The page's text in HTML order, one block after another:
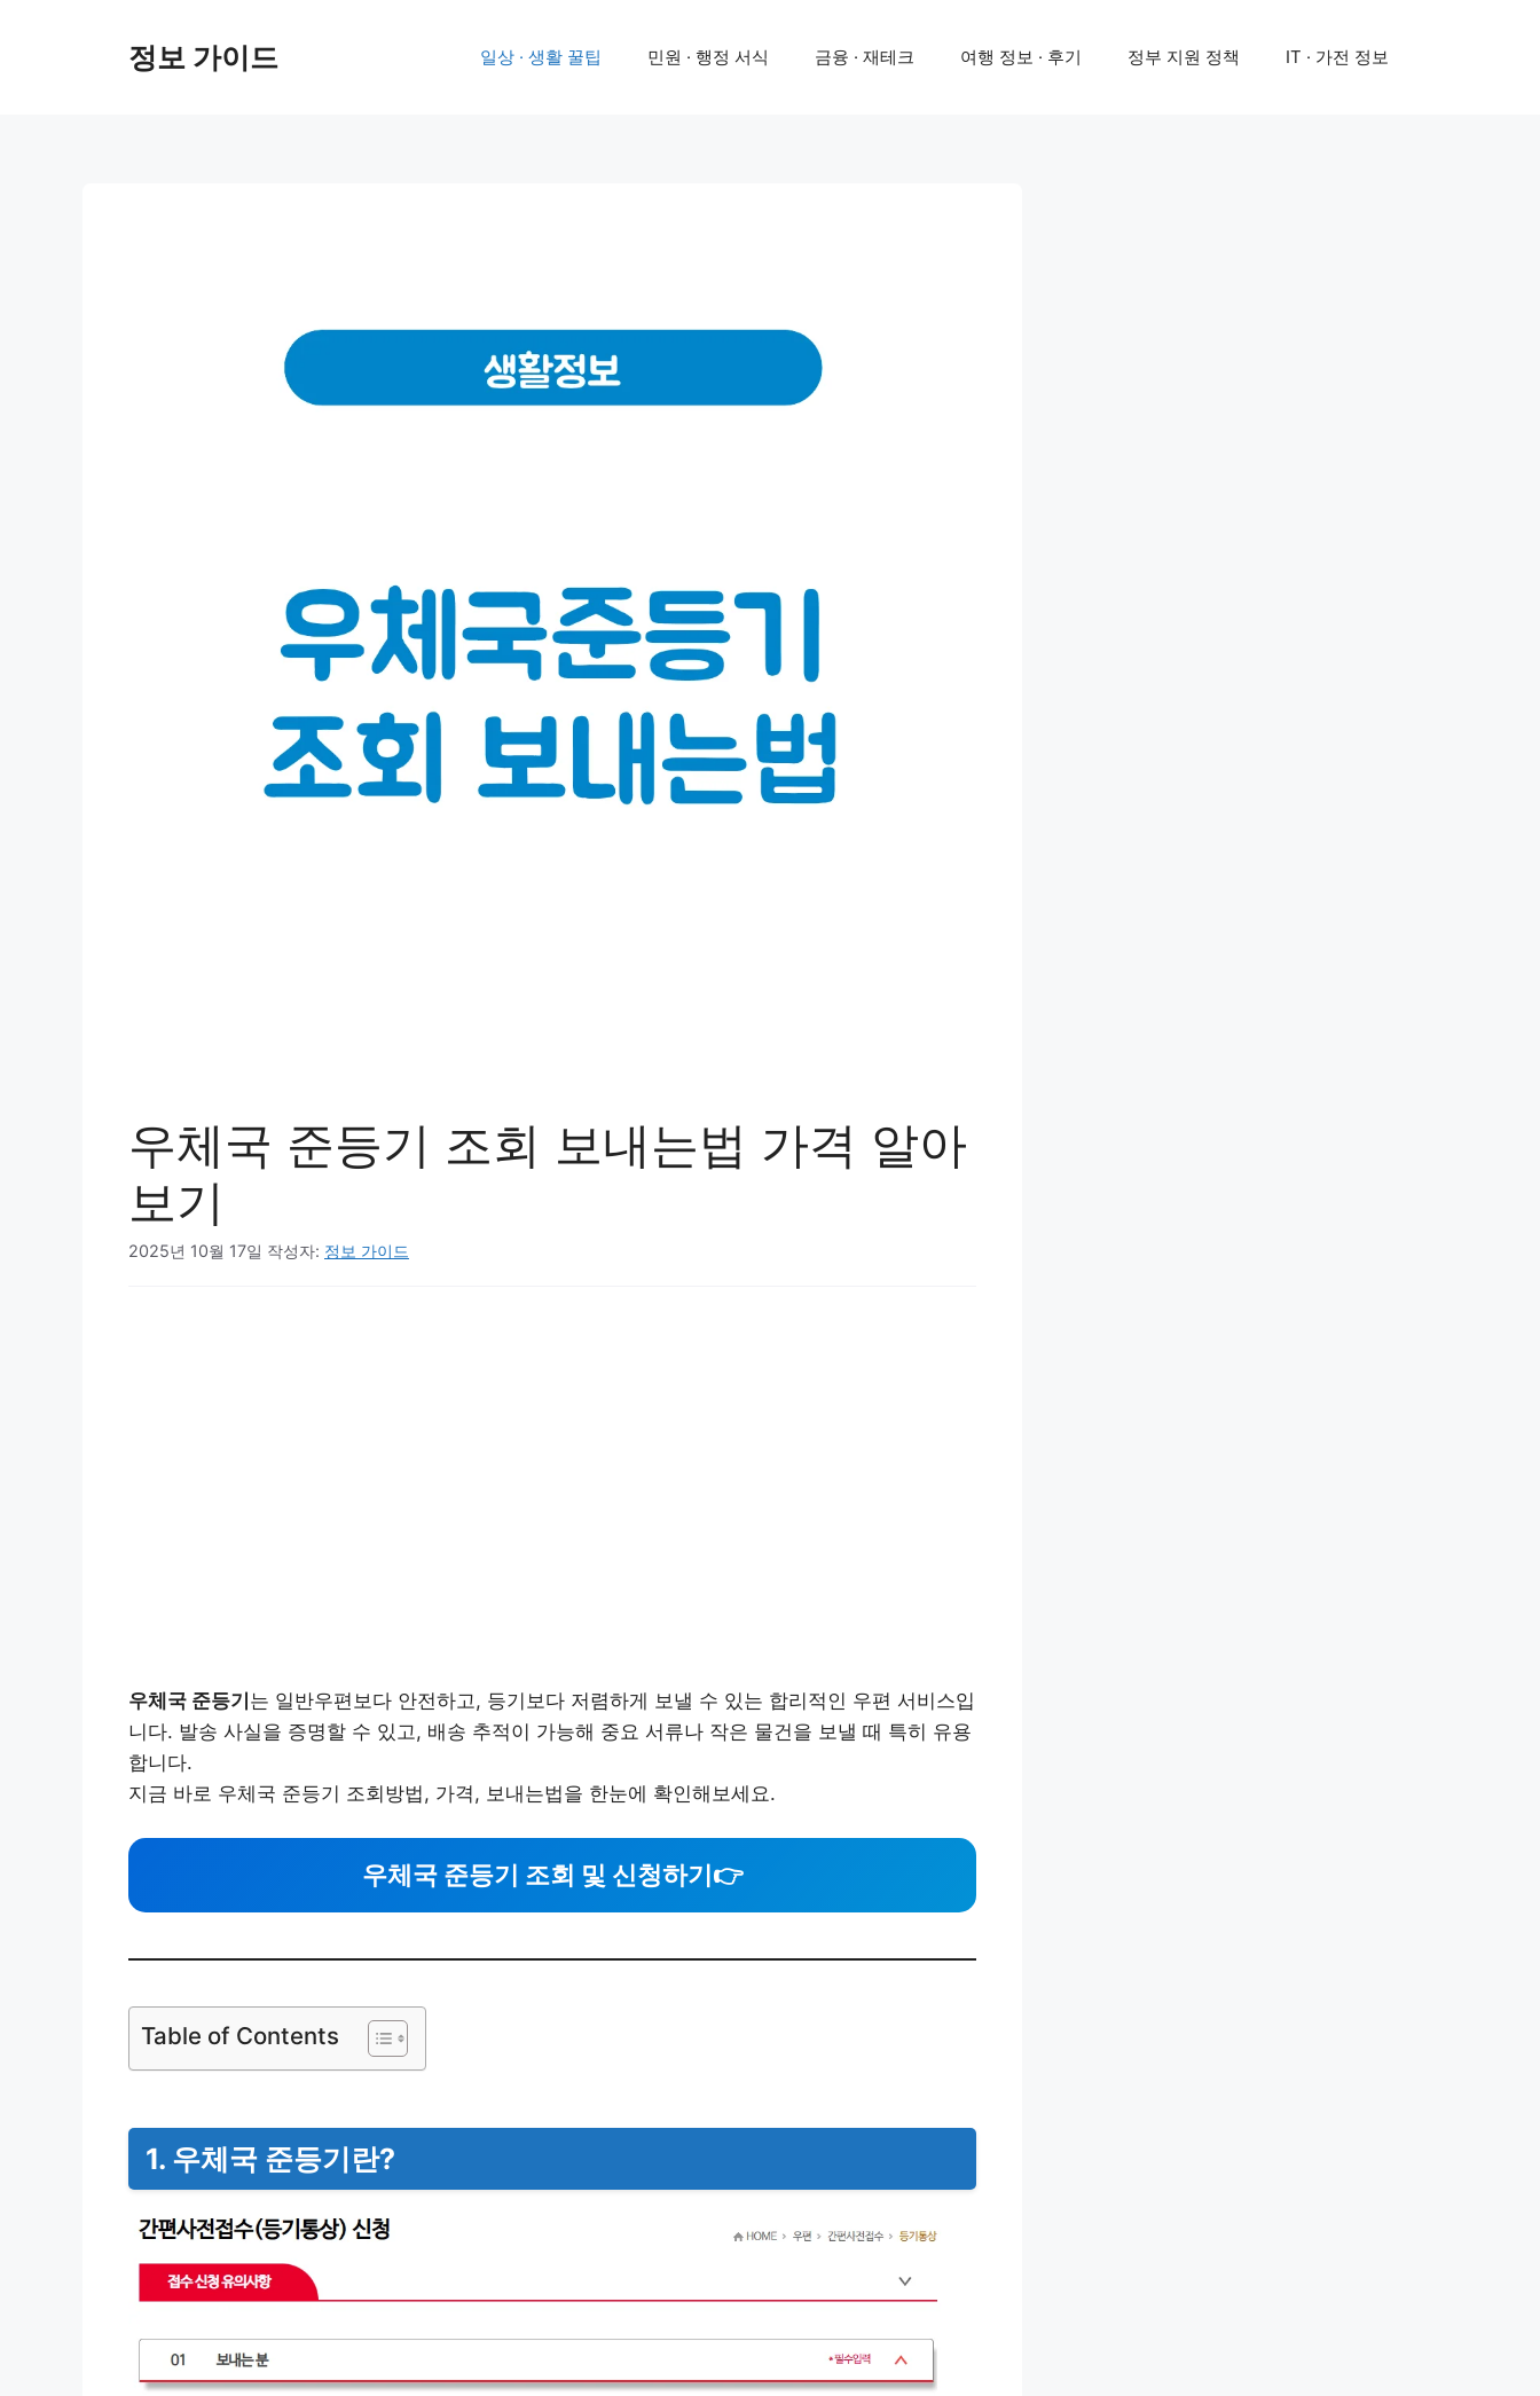
정보 가이드 일상 · 생활 꿀팁 민원 · 행정 서식 금융 · 재테크 여행 정보 · 후기 정부 지원 정책 IT · 가전 정보
우체국 준등기 조회 보내는법 가격 알아
보기
2025년 10월 17일 작성자: 정보 가이드
우체국 준등기 는 일반우편보다 안전하고, 등기보다 저렴하게 보낼 수 있는 합리적인 우편 서비스입
니다. 발송 사실을 증명할 수 있고, 배송 추적이 가능해 중요 서류나 작은 물건을 보낼 때 특히 유용
합니다.
지금 바로 우체국 준등기 조회방법, 가격, 보내는법을 한눈에 확인해보세요.
우체국 준등기 조회 및 신청하기 👉
Table of Contents
1. 우체국 준등기란?